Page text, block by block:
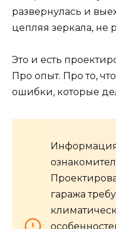
развернулась и
цепляя зеркала, не
Это и есть
Про опыт. Про то,
ошибки, которые
Информация
гаража